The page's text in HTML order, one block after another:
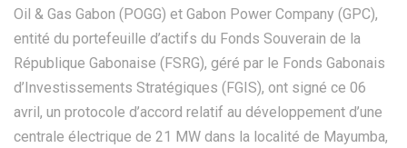
Oil & Gas Gabon (POGG) et Gabon Power Company (GPC),
entité du portefeuille d’actifs du Fonds Souverain de la
République Gabonaise (FSRG), géré par le Fonds Gabonais
d’Investissements Stratégiques (FGIS), ont signé ce 06
avril, un protocole d’accord relatif au développement d’une
centrale électrique de 21 MW dans la localité de Mayumba,